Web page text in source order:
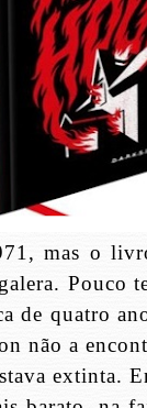
mas o
Pouco
de quatro
não a
extinta.